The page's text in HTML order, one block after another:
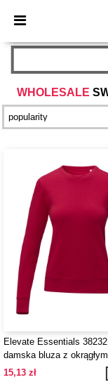
× Lepsze
WHOLESALE
Elevate Essentials
damska bluza z
15,13 zł